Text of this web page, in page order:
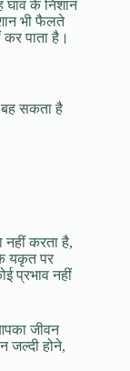
घाव के निशान
भी फैलते
पाता है।
सकता है
नहीं करता है,
यकृत पर
प्रभाव नहीं
जीवन
जल्दी होने,